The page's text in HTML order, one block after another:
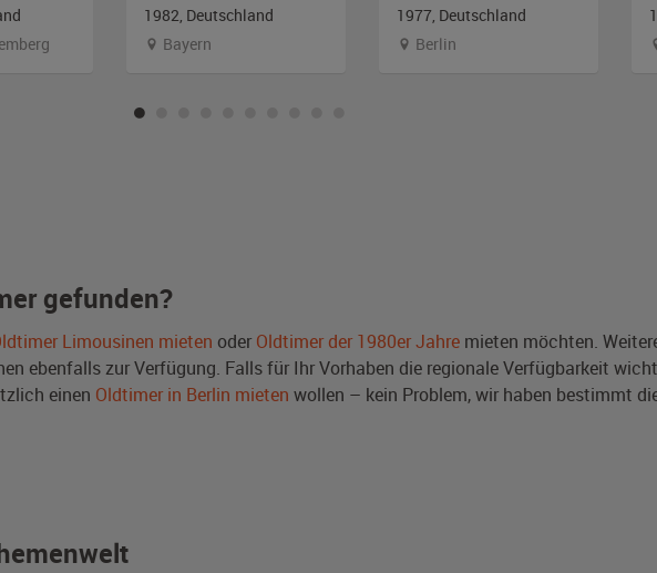
1982, Deutschland
Bayern
1977, Deutschland
Berlin
gefunden?
Limousinen mieten oder Oldtimer der 1980er Jahre mieten möchten.
ebenfalls zur Verfügung. Falls für Ihr Vorhaben die regionale Verfügbarkeit
einen Oldtimer in Berlin mieten wollen – kein Problem, wir haben bestimmt